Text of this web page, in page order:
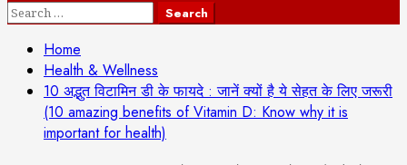
Search
Home
Health & Wellness
10 अद्भुत विटामिन डी के फायदे : जानें क्यों है ये सेहत के लिए जरूरी
(10 amazing benefits of Vitamin D: Know why it is
important for health)